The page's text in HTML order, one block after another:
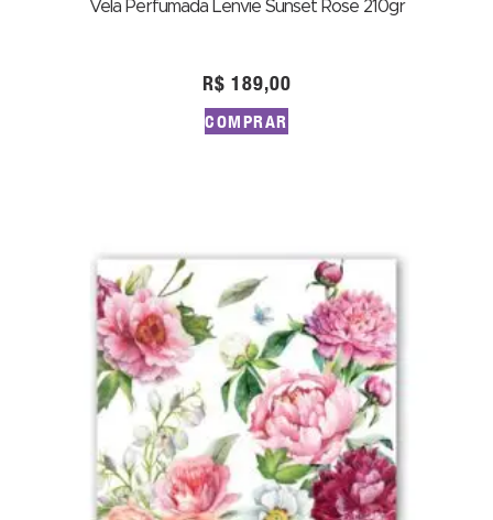
Vela Perfumada Lenvie Sunset Rose 210gr
R$ 189,00
COMPRAR